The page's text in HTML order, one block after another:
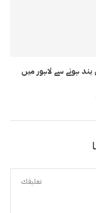
ہونے سے لاہور میں